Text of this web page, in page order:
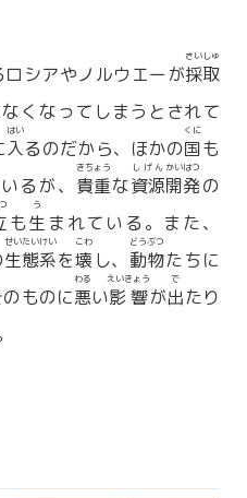
ロシアやノルウエーが採取
さいしゅ
くなってしまうとされて
入
はい
るのだから、ほかの国
くに
も
るが、 貴重
きちょう
な資源
しげん
開発
かいはつ
の
も生
う
まれている。また、
生態系
せいたいけい
を壊
こわ
し、 動物
どうぶつ
たちに
ものに悪
わる
い影響
えいきょう
が出
で
たり